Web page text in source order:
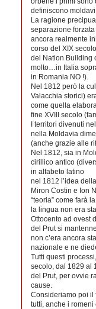
definiscono
La ragione
separazione
ancora realmente
corso del XIX
del Nation Building
molto…in Italia
in Romania NO !).
Nel 1812 però la
Valacchia storici)
come quella
fine XVIII secolo
I territori divenuti
nella Moldavia
(anche grazie alle
Nel 1812, sia in
cirillico antico
in alfabeto latino
nel 1812 l’idea
Miron Costin e Ion
“teoria” come farà
la lingua non era
Ottocento ad ovest
del Prut si
non c’era ancora
nazionale e ne
Tutti questi
secolo, dal 1829 al
del Prut, per ovvie
cause.
Consideriamo poi il
tutti, anche i